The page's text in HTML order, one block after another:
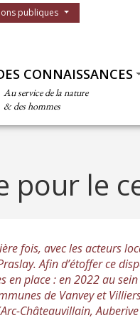
publiques
CONNAISSANCES
Au service de la nature
& des hommes
pour le
fois, avec les acteurs
Afin d’étoffer ce
place : en 2022 au sein
de Vanvey et
Châteauvillain,